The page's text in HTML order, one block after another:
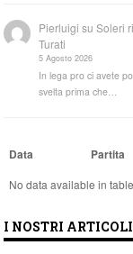
Pierluigi suSoleri
Turati
5 Agosto 2026
In lega pro ci avete
svelta prima che…
Data Partita
No data available in table
I NOSTRI ARTICOLI